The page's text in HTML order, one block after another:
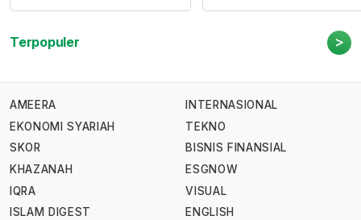
Terpopuler >
AMEERA
EKONOMI SYARIAH
SKOR
KHAZANAH
IQRA
ISLAM DIGEST
INTERNASIONAL
TEKNO
BISNIS FINANSIAL
ESGNOW
VISUAL
ENGLISH